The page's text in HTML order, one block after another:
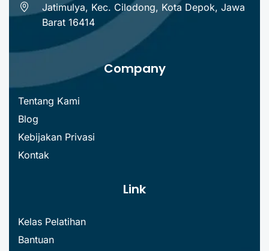
Jatimulya, Kec. Cilodong, Kota Depok, Jawa
Barat 16414
Company
Tentang Kami
Blog
Kebijakan Privasi
Kontak
Link
Kelas Pelatihan
Bantuan